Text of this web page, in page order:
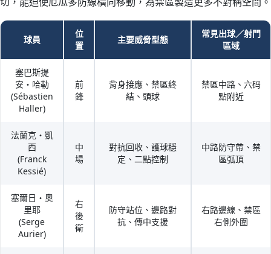
球員
位
置
主要威脅型態
常見出球／射門
區域
塞巴斯提
安・哈勒
(Sébastien
Haller)
前
鋒
背身接應、禁區終
結、頭球
禁區中路、六码
點附近
法蘭克・凱
西
(Franck
Kessié)
中
場
對抗回收、護球穩
定、二點控制
中路防守帶、禁
區弧頂
塞爾日・奧
里耶
(Serge
Aurier)
右
後
衛
防守站位、邊路對
抗、傳中支援
右路邊線、禁區
右側外圍